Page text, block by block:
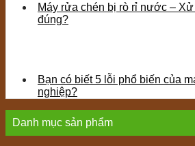
Máy rửa chén bị rò rỉ nước –
đúng?
Bạn có biết 5 lỗi phổ biến của
nghiệp?
Danh mục sản phẩm